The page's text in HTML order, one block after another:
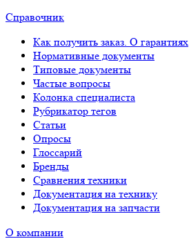
Справочник
Как получить заказ. О гарантиях
Нормативные документы
Типовые документы
Частые вопросы
Колонка специалиста
Рубрикатор тегов
Статьи
Опросы
Глоссарий
Бренды
Сравнения техники
Документация на технику
Документация на запчасти
О компании